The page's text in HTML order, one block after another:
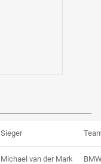
Sieger
Michael van der Mark